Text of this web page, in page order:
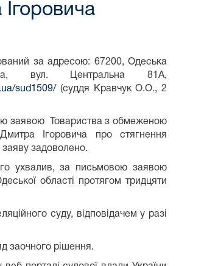
за адресою: 67200, Одеська
вул. Центральна 81А,
sud1509/ (суддя Кравчук О.О., 2
заявою Товариства з обмеженою
Ігоровича про стягнення
заяву задоволено.
ухвалив, за письмовою заявою
області протягом тридцяти
суду, відповідачем у разі
заочного рішення.